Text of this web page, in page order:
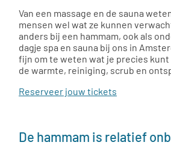
Van een massage en de sauna
mensen wel wat ze kunnen
anders bij een hammam, ook als
dagje spa en sauna bij ons in
fijn om te weten wat je precies kunt
de warmte, reiniging, scrub en
Reserveer jouw tickets
De hammam is relatief